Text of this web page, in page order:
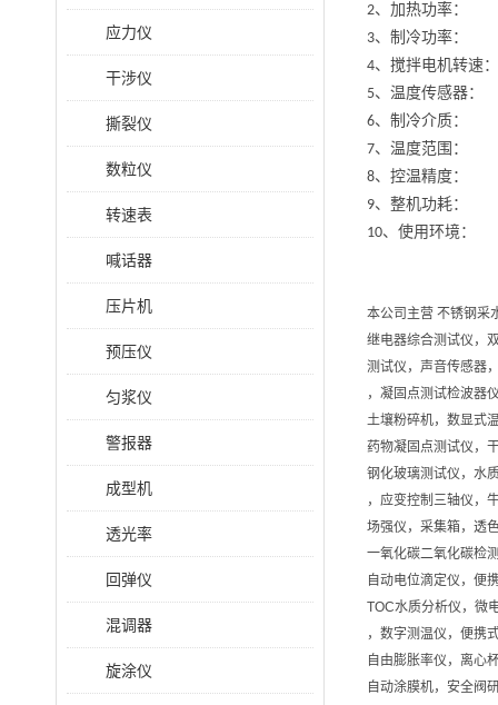
应力仪
干涉仪
撕裂仪
数粒仪
转速表
喊话器
压片机
预压仪
匀浆仪
警报器
成型机
透光率
回弹仪
混调器
旋涂仪
2、加热功率
3、制冷功率
4、搅拌电机转
5、温度传感器
6、制冷介质
7、温度范围
8、控温精度
9、整机功耗：
10、使用环境
本公司主营 不锈钢采
继电器综合测试仪，
测试仪，声音传感器
，凝固点测试检波器
土壤粉碎机，数显式
药物凝固点测试仪，
钢化玻璃测试仪，水
，应变控制三轴仪，
场强仪，采集箱，透
一氧化碳二氧化碳检
自动电位滴定仪，便
TOC水质分析仪，微
，数字测温仪，便携
自由膨胀率仪，离心
自动涂膜机，安全阀